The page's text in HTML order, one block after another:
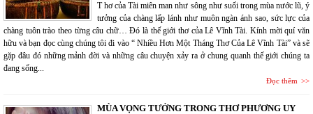
T hơ của Tài miên man như sông như suối trong mùa nước lũ, ý
tưởng của chàng lấp lánh như muôn ngàn ánh sao, sức lực của
chàng tuôn trào theo từng câu chữ… Đó là thế giới thơ của Lê Vĩnh Tài. Kính mời quí văn
hữu và bạn đọc cùng chúng tôi đi vào “ Nhiều Hơn Một Tháng Thơ Của Lê Vĩnh Tài” và sẽ
gặp đâu đó những mảnh đời và những câu chuyện xảy ra ở chung quanh thế giới chúng ta
đang sống...
Đọc thêm
MÙA VỌNG TƯỞNG TRONG THƠ PHƯƠNG UY